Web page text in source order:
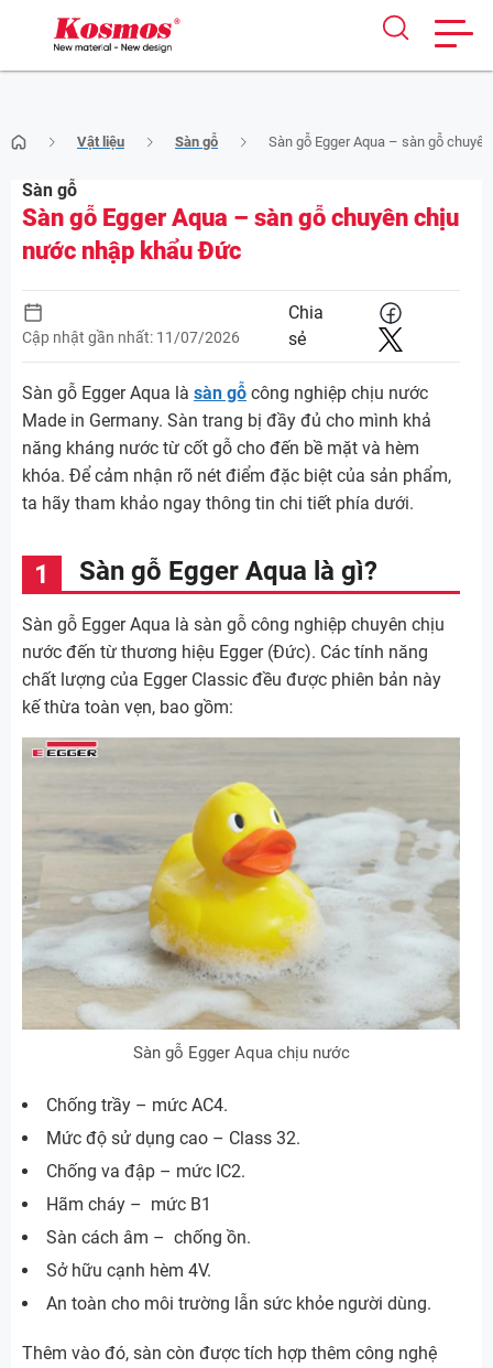
to
content
Vật liệu Sàn gỗ Sàn gỗ Egger Aqua – sàn gỗ
Sàn gỗ
Sàn gỗ Egger Aqua – sàn gỗ chuyên chịu
nước nhập khẩu Đức
Cập nhật gần nhất: 11/07/2026
Chia
sẻ
Sàn gỗ Egger Aqua là sàn gỗ công nghiệp chịu nước
Made in Germany. Sàn trang bị đầy đủ cho mình khả
năng kháng nước từ cốt gỗ cho đến bề mặt và hèm
khóa. Để cảm nhận rõ nét điểm đặc biệt của sản phẩm,
ta hãy tham khảo ngay thông tin chi tiết phía dưới.
Sàn gỗ Egger Aqua là gì?
Sàn gỗ Egger Aqua là sàn gỗ công nghiệp chuyên chịu
nước đến từ thương hiệu Egger (Đức). Các tính năng
chất lượng của Egger Classic đều được phiên bản này
kế thừa toàn vẹn, bao gồm:
Sàn gỗ Egger Aqua chịu nước
Chống trầy – mức AC4.
Mức độ sử dụng cao – Class 32.
Chống va đập – mức IC2.
Hãm cháy – mức B1
Sàn cách âm – chống ồn.
Sở hữu cạnh hèm 4V.
An toàn cho môi trường lẫn sức khỏe người dùng.
Thêm vào đó, sàn còn được tích hợp thêm công nghệ